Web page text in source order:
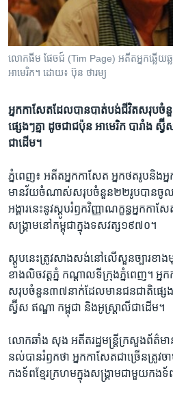
រចនា
សម្ព័ន្ធ​
រំលង​
និង​
ចូល​
កាន់​
ទំព័រ​
ស្វែង​
Khmer English
បណ្តាញ​សង្គម
ភាសា
លោក​ធីម ផែចជ៍ ​(Tim Page) ​អតីត​អ្នកឆ្លើយ
អាមេរិក​។ ដោយ៖ ប៊ុន ថារម្យ
អ្នកកាសែត​ដែល​បាន​បាត់​បង់ជីវិត​សរុប​
ផ្សេងៗ​គ្នា ​ដូចជា​ជប៉ុន ​អាមេរិក ​បារាំង ​ស្
ជាដើម។​
ភ្នំពេញ​៖ អតីត​អ្នកកាសែត​ អ្នក​ថតរូប​និង​អ្
មាន​វ័យ​ចំណាស់​សរុប​ចំនួន​២២​រូប​បាន​ចូលរួម​
អង្គារ​នេះ​នូវ​ស្តូប​រំឭក​វិញ្ញាណ​ក្ខន្ធ​អ្នកកា
សង្គ្រាម​នៅ​កម្ពុជា​ក្នុង​ទសវត្ស​១៩៧០។​
ស្តូប​នេះ​ត្រូវ​សាងសង់​នៅលើ​សួនច្បារ​ខាង​
ខាងលិច​វត្តភ្នំ ​កណ្តាល​ទីក្រុង​ភ្នំពេញ។​ អ្
សរុប​ចំនួន​៣៧​នាក់​ដែលមាន​ជនជាតិ​ផ្សេងៗ​
​ស្វ៊ីស ​ឥណ្ឌា​ កម្ពុជា ​និង​អូស្ត្រាលី​ជាដើម។​
លោក​ឆាំង សុង ​អតីត​រដ្ឋមន្ដ្រី​ក្រសួង​ព័ត៌
នល់​បាន​រំឭក​ថា ​អ្នក​កាសែត​ជាច្រើន​ត្រូ
កងទ័ព​ខ្មែរ​ក្រហម​ក្នុង​សង្គ្រាម​ជាមួយ​ក